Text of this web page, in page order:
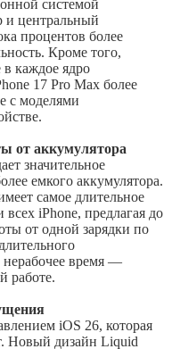
системой
и центральный
процентов более
Кроме того,
каждое ядро
17 Pro Max более
с моделями
от аккумулятора
значительное
емкого аккумулятора.
самое длительное
iPhone, предлагая до
от одной зарядки по
нерабочее время —
работе.
iOS 26, которая
Новый дизайн Liquid